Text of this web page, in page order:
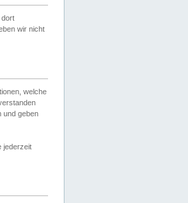
dort
wir nicht
welche
und geben
jederzeit